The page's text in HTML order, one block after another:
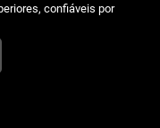
confiáveis por